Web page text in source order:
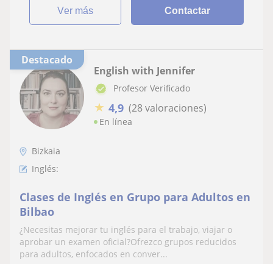
ver más Contactar
Destacado
English with Jennifer
Profesor Verificado
★ 4,9 (28 valoraciones)
En línea
Bizkaia
Inglés:
Clases de Inglés en Grupo para Adultos en
Bilbao
¿Necesitas mejorar tu inglés para el trabajo, viajar o
aprobar un examen oficial?Ofrezco grupos reducidos
para adultos, enfocados en conver...